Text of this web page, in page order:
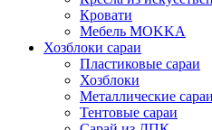
Кровати
Мебель MOKKA
Хозблоки сараи
Пластиковые сараи
Хозблоки
Металлические сараи
Тентовые сараи